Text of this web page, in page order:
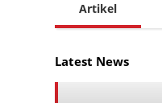
Artikel
Latest News